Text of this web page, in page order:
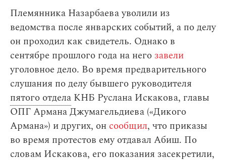
Племянника Назарбаева уволили из
ведомства после январских событий, а по делу
он проходил как свидетель. Однако в
сентябре прошлого года на него завели
уголовное дело. Во время предварительного
слушания по делу бывшего руководителя
пятого отдела КНБ Руслана Искакова, главы
ОПГ Армана Джумагельдиева («Дикого
Армана») и других, он сообщил, что приказы
во время протестов ему отдавал Абиш. По
словам Искакова, его показания засекретили,